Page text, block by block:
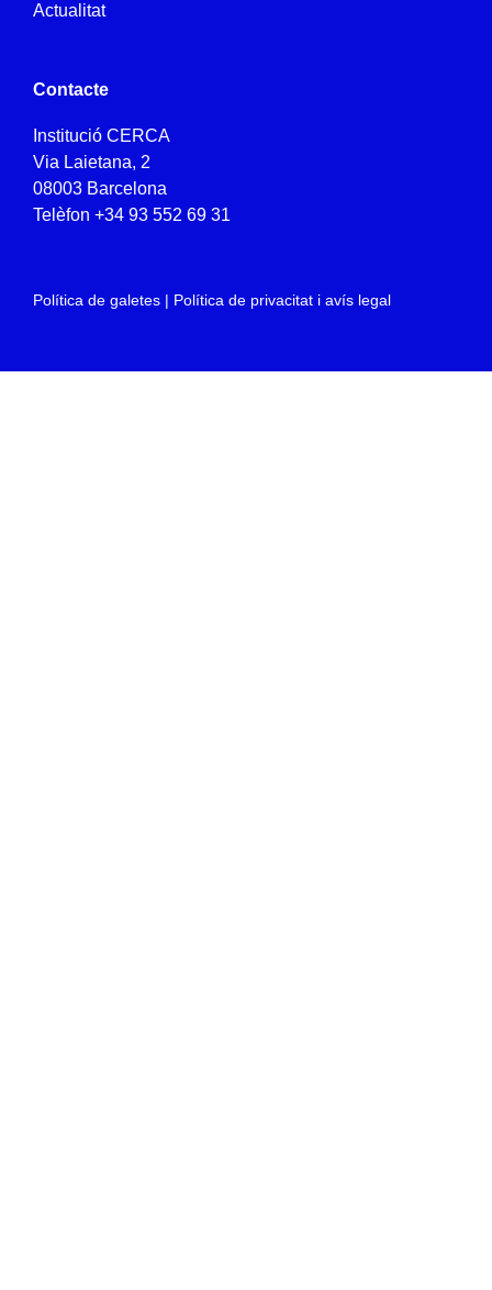
Actualitat
Contacte
Institució CERCA
Via Laietana, 2
08003 Barcelona
Telèfon +34 93 552 69 31
Política de galetes | Política de privacitat i avís legal